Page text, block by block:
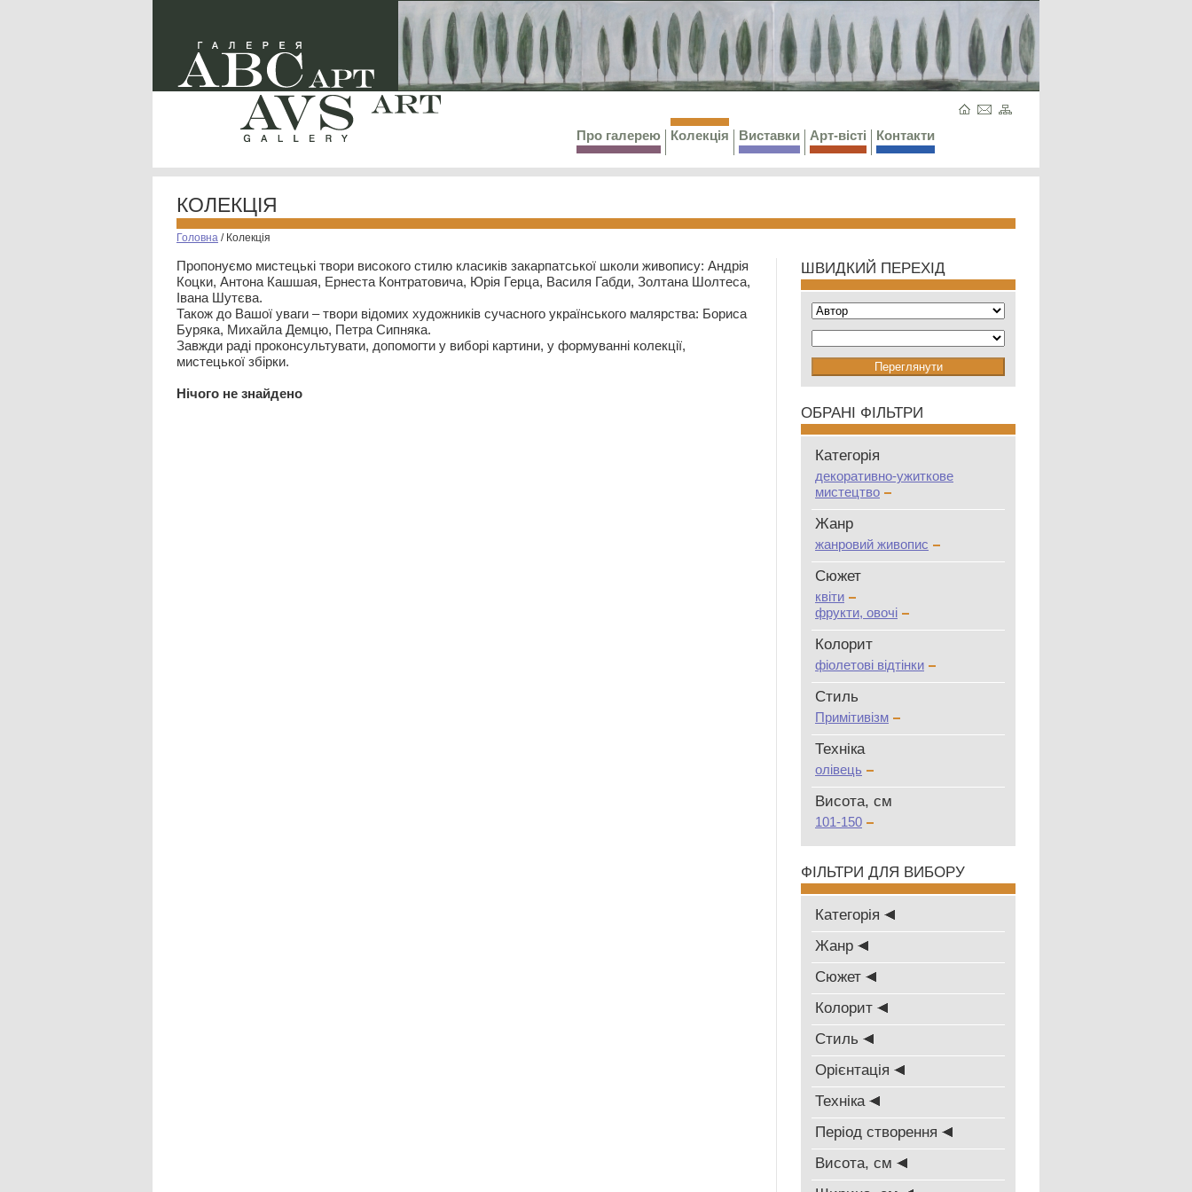
Про галерею Колекція Виставки Арт-вісті Контакти
КОЛЕКЦІЯ
Головна / Колекція
Пропонуємо мистецькі твори високого стилю класиків закарпатської школи живопису: Андрія
Коцки, Антона Кашшая, Ернеста Контратовича, Юрія Герца, Василя Габди, Золтана Шолтеса,
Івана Шутєва.
Також до Вашої уваги – твори відомих художників сучасного українського малярства: Бориса
Буряка, Михайла Демцю, Петра Сипняка.
Завжди раді проконсультувати, допомогти у виборі картини, у формуванні колекції,
мистецької збірки.
Нiчого не знайдено
ШВИДКИЙ ПЕРЕХІД
ОБРАНІ ФІЛЬТРИ
Категорія
декоративно-ужиткове
мистецтво
Жанр
жанровий живопис
Сюжет
квіти
фрукти, овочі
Колорит
фіолетові відтінки
Стиль
Примітивізм
Техніка
олівець
Висота, см
101-150
ФІЛЬТРИ ДЛЯ ВИБОРУ
Категорія
Жанр
Сюжет
Колорит
Стиль
Oрієнтація
Техніка
Період створення
Висота, см